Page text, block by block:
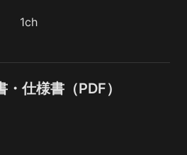
1ch
仕様書（PDF）